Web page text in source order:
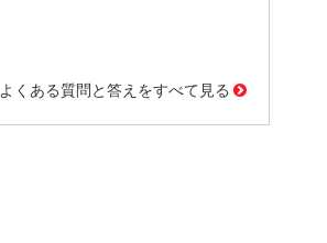
よくある質問と答えをすべて見る